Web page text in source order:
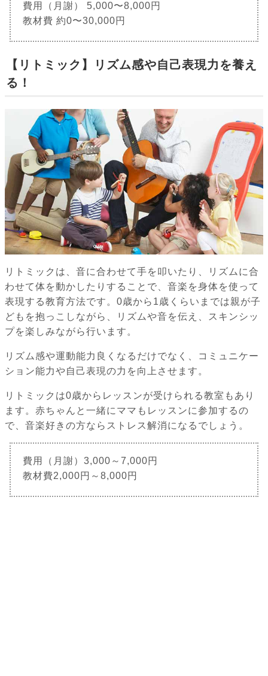
費用（月謝） 5,000〜8,000円
教材費 約0〜30,000円
【リトミック】リズム感や自己表現力を養え
る！
リトミックは、音に合わせて手を叩いたり、リズムに合
わせて体を動かしたりすることで、音楽を身体を使って
表現する教育方法です。0歳から1歳くらいまでは親が子
どもを抱っこしながら、リズムや音を伝え、スキンシッ
プを楽しみながら行います。
リズム感や運動能力良くなるだけでなく、コミュニケー
ション能力や自己表現の力を向上させます。
リトミックは0歳からレッスンが受けられる教室もあり
ます。赤ちゃんと一緒にママもレッスンに参加するの
で、音楽好きの方ならストレス解消になるでしょう。
費用（月謝）3,000～7,000円
教材費2,000円～8,000円